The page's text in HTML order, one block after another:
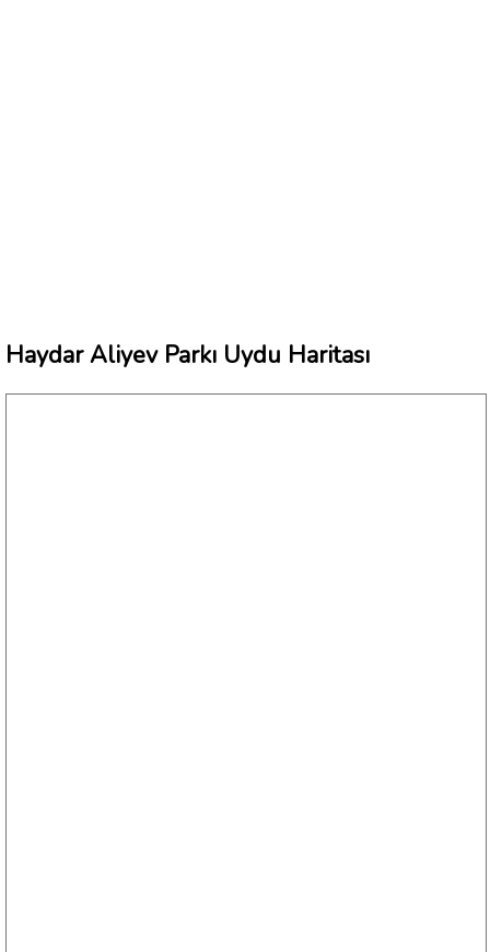
Haydar Aliyev Parkı Uydu Haritası